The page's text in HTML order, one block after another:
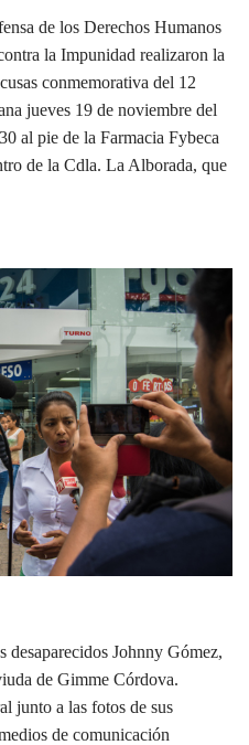
de los Derechos Humanos
la Impunidad realizaron la
conmemorativa del 12
jueves 19 de noviembre del
al pie de la Farmacia Fybeca
de la Cdla. La Alborada, que
Johnny Gómez,
de Gimme Córdova.
junto a las fotos de sus
de comunicación